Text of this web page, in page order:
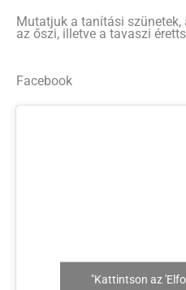
Mutatjuk a tanítási
az őszi, illetve a tavaszi
Facebook
"Kattintson az